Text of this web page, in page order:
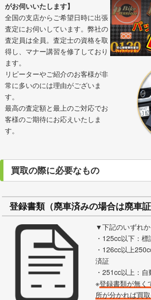
がお伺いいたします】
全国の支店からご希望日時に出張
査定にお伺いしています。弊社の
査定員は全員。査定士の資格を取
得し、マナー講習を修了しており
ます。
リピーターやご紹介のお客様が非
常に多いのには理由がございま
す。
最高の査定額と最上のご対応でお
客様のご期待にお応えいたしま
す。
買取の際に必要なもの
登録書類（廃車済みの場合は廃車証
▼下記のいずれ
・125cc以下：
・126cc以上
済証
・251cc以上：
※登録書類が無く
所が分かれば買